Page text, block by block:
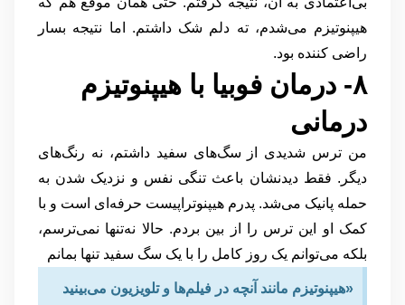
هیپنوتیزم می‌شدم، ته دلم شک داشتم. اما نتیجه بسار
راضی کننده بود.
۸- درمان فوبیا با هیپنوتیزم
درمانی
من ترس شدیدی از سگ‌های سفید داشتم، نه رنگ‌های
دیگر. فقط دیدنشان باعث تنگی نفس و نزدیک شدن به
حمله پانیک می‌شد. پدرم هیپنوتراپیست حرفه‌ای است و با
کمک او این ترس را از بین بردم. حالا نه‌تنها نمی‌ترسم،
بلکه می‌توانم یک روز کامل را با یک سگ سفید تنها بمانم
«هیپنوتیزم مانند آنچه در فیلم‌ها و تلویزیون می‌بینید